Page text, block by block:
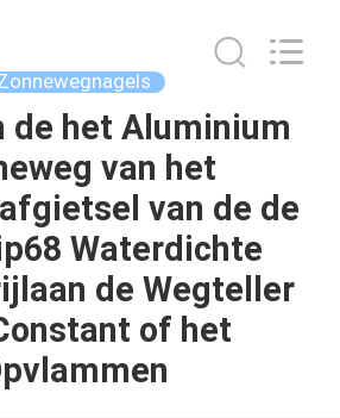
de het Aluminium
van het
van de de
Waterdichte
de Wegteller
of het